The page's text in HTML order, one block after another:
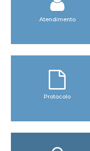
Atendimento
Protocolo